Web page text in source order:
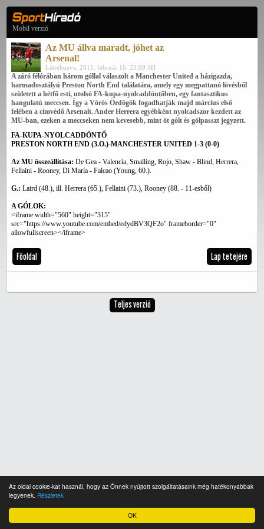
OK
Az oldal cookie-kat használ, hogy az Önnek nyújtott szolgáltatásaink még hatékonyabbak
legyenek. Részletek
Mobil verzió
Az MU állva maradt, jöhet az
Arsenal!
Létrehozva: 2015. február 16. 23:09 SH
A záró félórában három góllal válaszolt a Manchester United a házigazda,
harmadosztályú Preston North End találatára, amely egy megpattanó lövésből
született a hétfő esti, utolsó FA-kupa-nyolcaddöntőben, egy fantasztikus
hangulatú meccsen. Így a Vörös Ördögök fogadhatják majd március első
felében a címvédő Arsenalt. Ander Herrera egyébként nyolcadszor kezdett az
MU-ban, ezeken a meccseken nem kevesebb, mint öt gólt és gólpasszt jegyzett.
FA-KUPA-NYOLCADDÖNTŐ
PRESTON NORTH END (3.O.)-MANCHESTER UNITED 1-3 (0-0)
Az MU összeállítása: De Gea - Valencia, Smalling, Rojo, Shaw - Blind, Herrera,
Fellaini - Rooney, Di María - Falcao (Young, 60.).
G.: Laird (48.), ill. Herrera (65.), Fellaini (73.), Rooney (88. - 11-esből)
A GÓLOK:
<iframe width="560" height="315"
src="https://www.youtube.com/embed/edydBV3QF2o" frameborder="0"
allowfullscreen></iframe>
Főoldal Lap tetejére
Teljes verzió